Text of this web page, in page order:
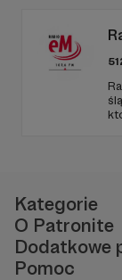
Kategorie
O Patronite
Dodatkowe
Pomoc